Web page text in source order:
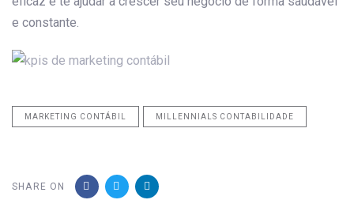
e constante.
MARKETING CONTÁBIL MILLENNIALS CONTABILIDADE
SHARE ON